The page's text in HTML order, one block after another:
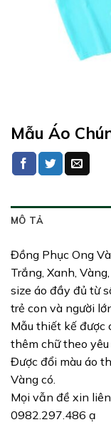
Mẫu Áo
MÔ TẢ
Đồng Phục Ong
Trắng, Xanh,
size áo đầy đủ từ
trẻ con và người lớn
Mẫu thiết kế được
thêm chữ theo yêu
Được đổi màu áo
Vàng có.
Mọi vẫn đề xin
0982.297.486 ạ